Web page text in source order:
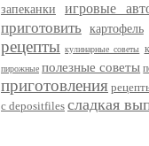
запеканки игровые
приготовить картофель
рецепты кулинарные советы
пирожные полезные советы
приготовления
с depositfiles сладкая